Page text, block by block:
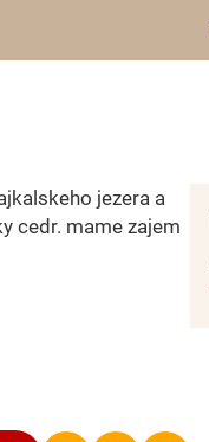
jezera a
cedr. mame zajem